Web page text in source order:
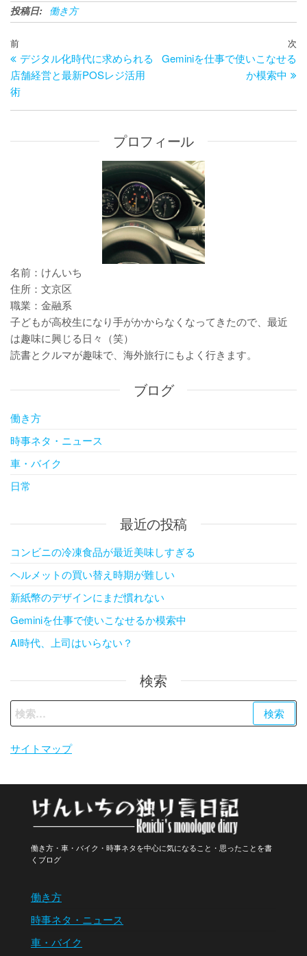
投稿日: 働き方
投
稿
ナ
ビ
ゲ
シ
過
去
の
投
稿
前
デジタル化時代に求められる
店舗経営と最新POSレジ活用
術
次
Geminiを仕事で使いこなせる
か模索中
プロフィール
名前：けんいち
住所：文京区
職業：金融系
子どもが高校生になり手がかからなくなってきたので、最近
は趣味に興じる日々（笑）
読書とクルマが趣味で、海外旅行にもよく行きます。
ブログ
働き方
時事ネタ・ニュース
車・バイク
日常
最近の投稿
コンビニの冷凍食品が最近美味しすぎる
ヘルメットの買い替え時期が難しい
新紙幣のデザインにまだ慣れない
Geminiを仕事で使いこなせるか模索中
AI時代、上司はいらない？
検索
検
索:
サイトマップ
働き方
時事ネタ・ニュース
車・バイク
働き方・車・バイク・時事ネタを中心に気になること・思ったことを書
くブログ